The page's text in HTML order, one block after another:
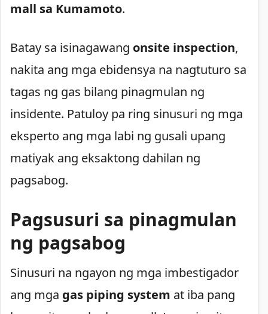
mall sa Kumamoto.
Batay sa isinagawang onsite inspection,
nakita ang mga ebidensya na nagtuturo sa
tagas ng gas bilang pinagmulan ng
insidente. Patuloy pa ring sinusuri ng mga
eksperto ang mga labi ng gusali upang
matiyak ang eksaktong dahilan ng
pagsabog.
Pagsusuri sa pinagmulan
ng pagsabog
Sinusuri na ngayon ng mga imbestigador
ang mga gas piping system at iba pang